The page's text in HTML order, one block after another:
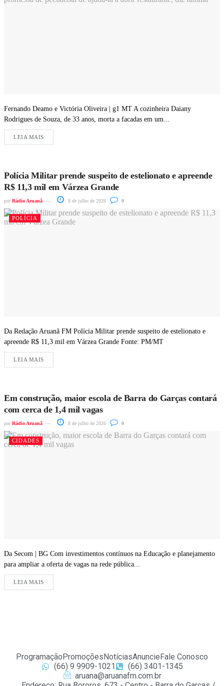
Fernando Deamo e Victória Oliveira | g1 MT A cozinheira Daiany
Rodrigues de Souza, de 33 anos, morta a facadas em um...
LEIA MAIS
Polícia Militar prende suspeito de estelionato e apreende
R$ 11,3 mil em Várzea Grande
por Rádio Aruanã 8 de julho de 2026 0
POLÍCIA
Da Redação Aruanã FM Polícia Militar prende suspeito de estelionato e
apreende R$ 11,3 mil em Várzea Grande Fonte: PM/MT
LEIA MAIS
Em construção, maior escola de Barra do Garças contará
com cerca de 1,4 mil vagas
por Rádio Aruanã 8 de julho de 2026 0
CIDADES
Da Secom | BG Com investimentos contínuos na Educação e planejamento
para ampliar a oferta de vagas na rede pública...
LEIA MAIS
ProgramaçãoPromoçõesNotíciasAnuncieFale Conosco
(66) 9 9909-1021
(66) 3401-1345
aruana@aruanafm.com.br